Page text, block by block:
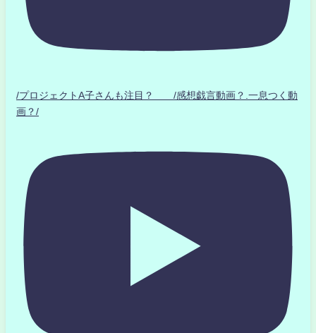
/プロジェクトA子さんも注目？ /感想戯言動画？.一息つく動
画？/